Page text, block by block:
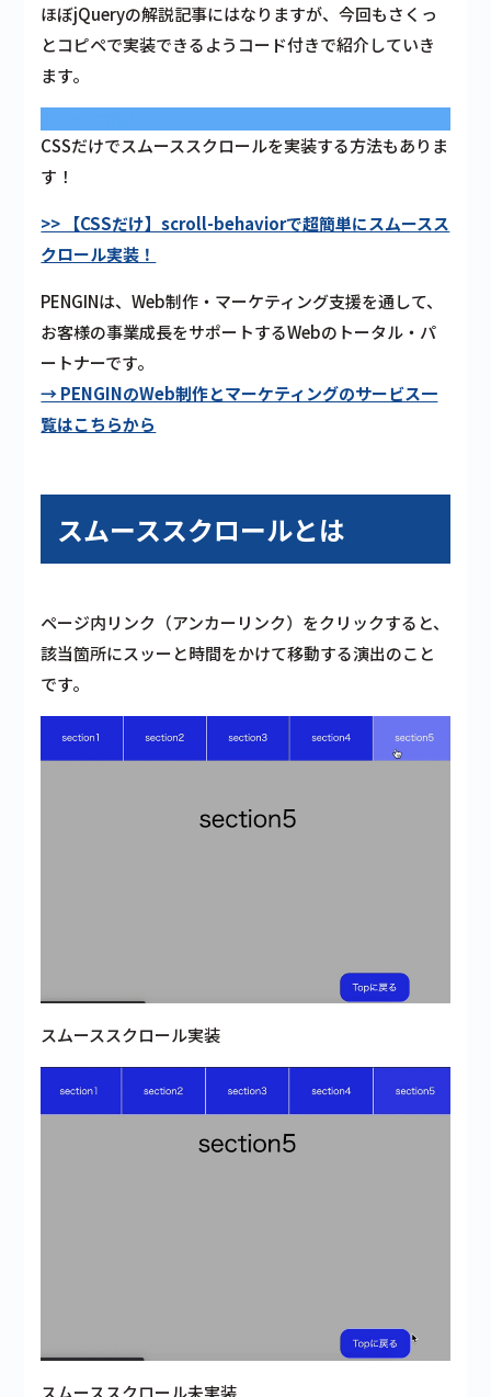
ほぼjQueryの解説記事にはなりますが、今回もさくっ
とコピペで実装できるようコード付きで紹介していき
ます。
CSSだけでスムーススクロールを実装する方法もありま
す！
>> 【CSSだけ】scroll-behaviorで超簡単にスムースス
クロール実装！
PENGINは、Web制作・マーケティング支援を通して、
お客様の事業成長をサポートするWebのトータル・パ
ートナーです。
→ PENGINのWeb制作とマーケティングのサービス一
覧はこちらから
スムーススクロールとは
ページ内リンク（アンカーリンク）をクリックすると、
該当箇所にスッーと時間をかけて移動する演出のこと
です。
スムーススクロール実装
スムーススクロール未実装